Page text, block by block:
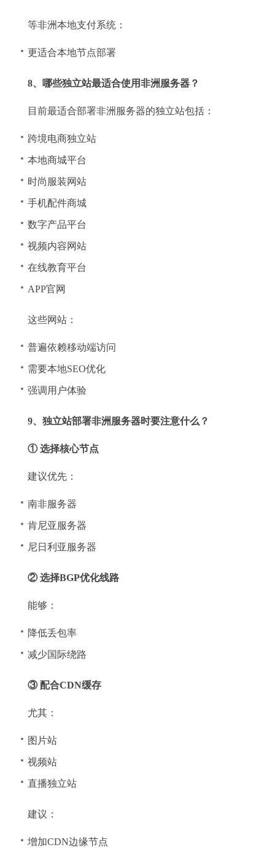
等非洲本地支付系统：
更适合本地节点部署
8、哪些独立站最适合使用非洲服务器？
目前最适合部署非洲服务器的独立站包括：
跨境电商独立站
本地商城平台
时尚服装网站
手机配件商城
数字产品平台
视频内容网站
在线教育平台
APP官网
这些网站：
普遍依赖移动端访问
需要本地SEO优化
强调用户体验
9、独立站部署非洲服务器时要注意什么？
① 选择核心节点
建议优先：
南非服务器
肯尼亚服务器
尼日利亚服务器
② 选择BGP优化线路
能够：
降低丢包率
减少国际绕路
③ 配合CDN缓存
尤其：
图片站
视频站
直播独立站
建议：
增加CDN边缘节点